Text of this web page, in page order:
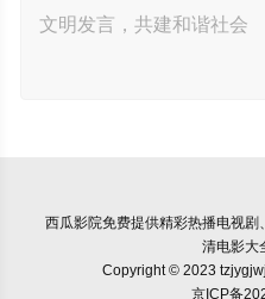
西瓜影院免费提供精彩热播电视
清电影大
Copyright © 2023
京ICP备